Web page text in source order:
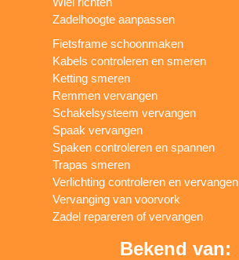
Zadelhoogte aanpassen
Fietsframe schoonmaken
Kabels controleren en smeren
Ketting smeren
Remmen vervangen
Schakelsysteem vervangen
Spaak vervangen
Spaken controleren en spannen
Trapas smeren
Verlichting controleren en vervangen
Vervanging van voorvork
Zadel repareren of vervangen
Bekend van: